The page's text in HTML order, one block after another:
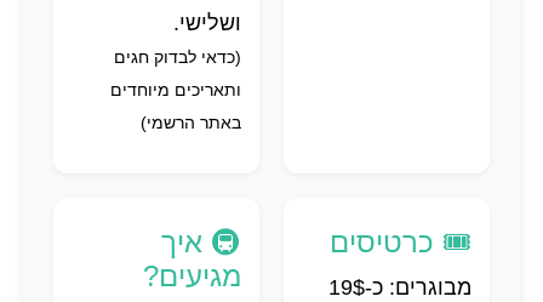
ושלישי.
(כדאי לבדוק חגים
ותאריכים מיוחדים
באתר הרשמי)
🎟️ כרטיסים
מבוגרים: כ-19$
🚇 איך
מגיעים?